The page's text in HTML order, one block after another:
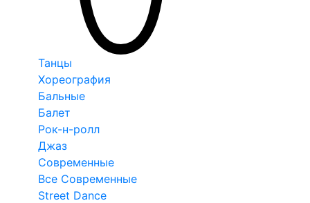
Танцы
Хореография
Бальные
Балет
Рок-н-ролл
Джаз
Современные
Все Современные
Street Dance